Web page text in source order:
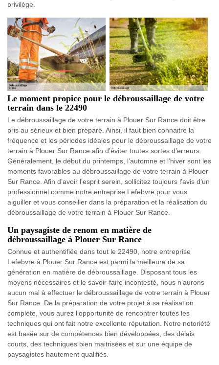
privilège.
Le moment propice pour le débroussaillage de votre
terrain dans le 22490
Le débroussaillage de votre terrain à Plouer Sur Rance doit être
pris au sérieux et bien préparé. Ainsi, il faut bien connaitre la
fréquence et les périodes idéales pour le débroussaillage de votre
terrain à Plouer Sur Rance afin d’éviter toutes sortes d’erreurs.
Généralement, le début du printemps, l’automne et l’hiver sont les
moments favorables au débroussaillage de votre terrain à Plouer
Sur Rance. Afin d’avoir l’esprit serein, sollicitez toujours l’avis d’un
professionnel comme notre entreprise Lefebvre pour vous
aiguiller et vous conseiller dans la préparation et la réalisation du
débroussaillage de votre terrain à Plouer Sur Rance.
Un paysagiste de renom en matière de
débroussaillage à Plouer Sur Rance
Connue et authentifiée dans tout le 22490, notre entreprise
Lefebvre à Plouer Sur Rance est parmi la meilleure de sa
génération en matière de débroussaillage. Disposant tous les
moyens nécessaires et le savoir-faire incontesté, nous n’aurons
aucun mal à effectuer le débroussaillage de votre terrain à Plouer
Sur Rance. De la préparation de votre projet à sa réalisation
complète, vous aurez l’opportunité de rencontrer toutes les
techniques qui ont fait notre excellente réputation. Notre notoriété
est basée sur de compétences bien développées, des délais
courts, des techniques bien maitrisées et sur une équipe de
paysagistes hautement qualifiés.